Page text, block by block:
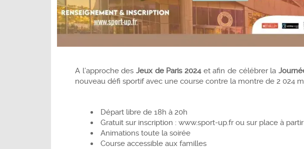
A l’approche des Jeux de Paris 2024et afin de célébrer la
nouveau défi sportif avec une course contre la montre de 2 024
Départ libre de 18h à 20h
Gratuit sur inscription : www.sport-up.fr ou sur place à
Animations toute la soirée
Course accessible aux familles